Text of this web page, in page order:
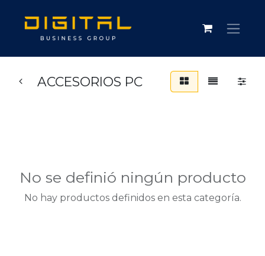
ACCESORIOS PC
No se definió ningún producto
No hay productos definidos en esta categoría.